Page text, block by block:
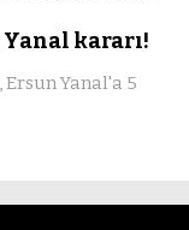
kararı!
Yanal'a 5